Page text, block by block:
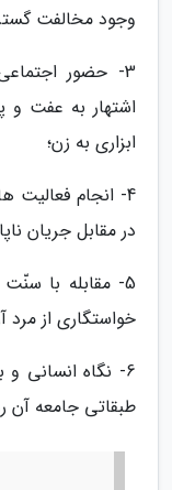
وجود مخالفت
3- حضور
اشتهار به عفت و
ابزاری به زن؛
4- انجام فعالیت
در مقابل جریان
5- مقابله با
خواستگاری از مرد
6- نگاه انسانی و
طبقاتی جامعه آن